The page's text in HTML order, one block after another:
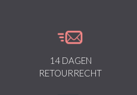
14 DAGEN
RETOURRECHT